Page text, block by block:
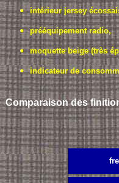
intérieur jersey
prééquipement radio,
moquette beige (très
indicateur de
Comparaison des